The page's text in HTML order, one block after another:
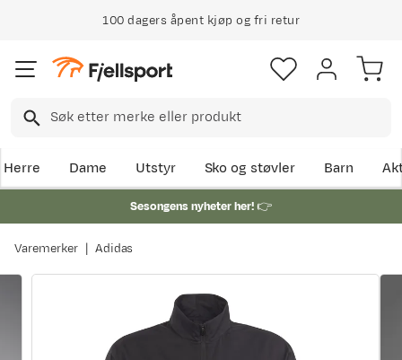
100 dagers åpent kjøp og fri retur
Herre Dame Utstyr Sko og støvler Barn
Sesongens nyheter her!👉
Varemerker Adidas